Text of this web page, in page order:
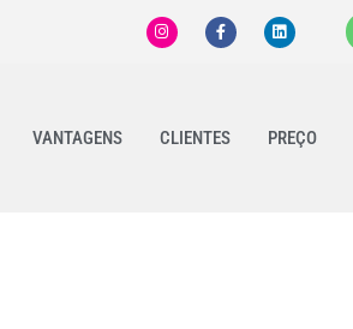
VANTAGENS CLIENTES PREÇO